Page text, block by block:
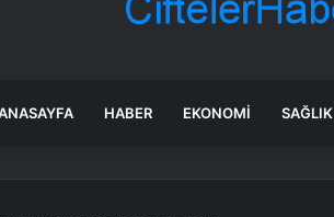
HABER EKONOMI SAĞLIK